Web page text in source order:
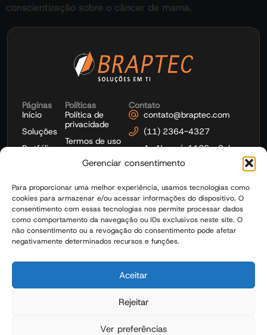
Gerenciar consentimento
Para proporcionar uma melhor experiência, usamos tecnologias como
cookies para armazenar e/ou acessar informações do dispositivo. O
consentimento com essas tecnologias nos permite processar dados
como comportamento da navegação ou IDs exclusivos neste site. O
não consentimento ou a revogação do consentimento pode afetar
negativamente determinados recursos e funções.
Aceitar
Rejeitar
Ver preferências
conscientização sobre o câncer de mama.
Páginas
Início
Soluções
Portfólio
TI
Blog
Contato
Políticas
Política de
privacidade
Termos de uso
Contato
contato@braptec.com
(11) 2364-4327
Av. Nazaré, 1139 - Sala
1103 - Ipiranga - São
Paulo
©2026 Braptec Soluções em TI – Todos Direitos Reservados
Av. Nazaré, 1139 – Sala 1103 – Ipiranga – São Paulo CEP: 04263-100
CNPJ: 33.313.419/0001-52